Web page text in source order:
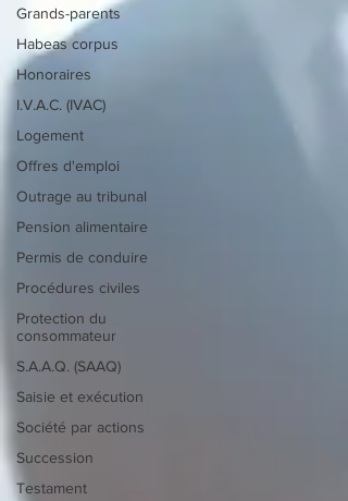
Grands-parents
Habeas corpus
Honoraires
I.V.A.C. (IVAC)
Logement
Offres d'emploi
Outrage au tribunal
Pension alimentaire
Permis de conduire
Procédures civiles
Protection du
consommateur
S.A.A.Q. (SAAQ)
Saisie et exécution
Société par actions
Succession
Testament